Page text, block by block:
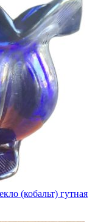
(кобальт) гутная